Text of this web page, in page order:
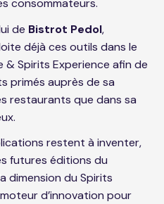
consommateurs.
de Bistrot Pedol,
déjà ces outils dans le
Spirits Experience afin de
primés auprès de sa
restaurants que dans sa
restent à inventer,
futures éditions du
dimension du Spirits
d’innovation pour